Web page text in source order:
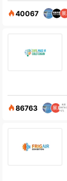
40067
86763